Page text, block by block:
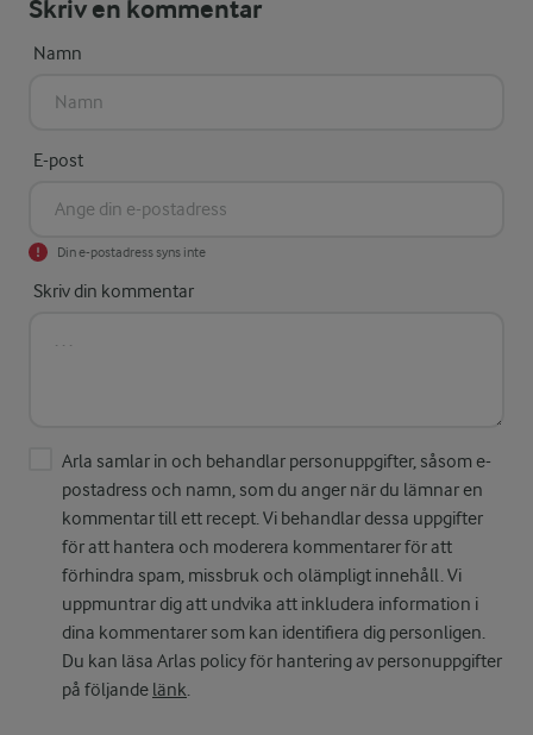
Skriv en kommentar
Namn
E-post
Din e-postadress syns inte
Skriv din kommentar
Arla samlar in och behandlar personuppgifter, såsom e-
postadress och namn, som du anger när du lämnar en
kommentar till ett recept. Vi behandlar dessa uppgifter
för att hantera och moderera kommentarer för att
förhindra spam, missbruk och olämpligt innehåll. Vi
uppmuntrar dig att undvika att inkludera information i
dina kommentarer som kan identifiera dig personligen.
Du kan läsa Arlas policy för hantering av personuppgifter
på följande länk.